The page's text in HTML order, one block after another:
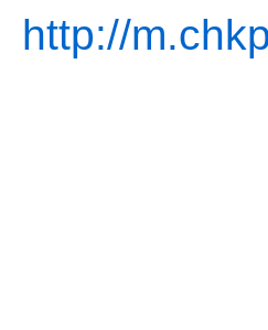
http://